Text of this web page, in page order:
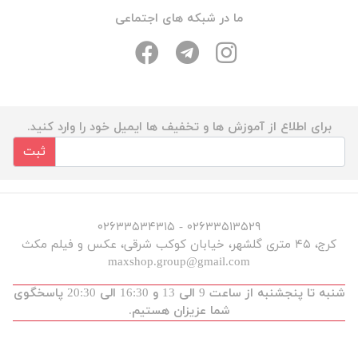
ما در شبکه های اجتماعی
برای اطلاع از آموزش ها و تخفیف ها ایمیل خود را وارد کنید.
ثبت
۰۲۶۳۳۵۱۳۵۲۹ - ۰۲۶۳۳۵۳۴۳۱۵
کرج، ۴۵ متری گلشهر، خیابان کوکب شرقی، عکس و فیلم مکث
maxshop.group@gmail.com
شنبه تا پنجشنبه از ساعت 9 الی 13 و 16:30 الی 20:30 پاسخگوی
شما عزیزان هستیم.